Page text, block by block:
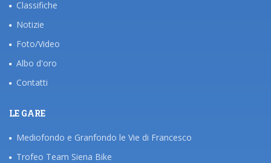
Classifiche
Notizie
Foto/Video
Albo d'oro
Contatti
LE GARE
Mediofondo e Granfondo le Vie di Francesco
Trofeo Team Siena Bike